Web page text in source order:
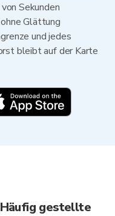
Sekunden
Glättung
und jedes
bleibt auf der Karte
gestellte